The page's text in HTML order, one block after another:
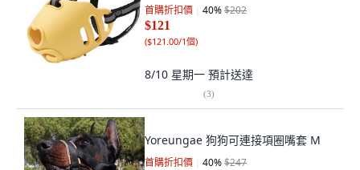
首購折扣價 40%$202
$121
($121.00/1個)
8/10 星期一 預計送達
(3)
Yoreungae 狗狗可連接項圈嘴套 M
首購折扣價 40%$247